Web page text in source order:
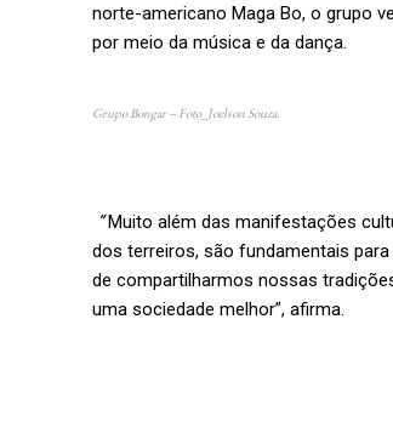
norte-americano Maga Bo, o grupo
por meio da música e da dança.
Grupo Bongar – Foto_Joelson Souza.
“Muito além das manifestações
dos terreiros, são fundamentais
de compartilharmos nossas
uma sociedade melhor”, afirma.